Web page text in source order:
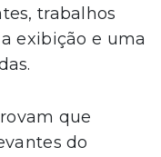
trabalhos
exibição e uma
que
do